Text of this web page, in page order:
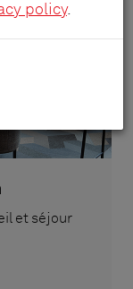
policy.
et séjour